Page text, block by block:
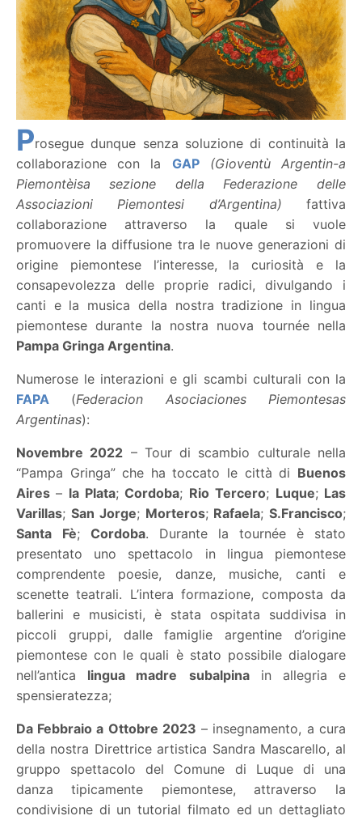
Prosegue dunque senza soluzione di continuità la
collaborazione con la GAP
(Gioventù Argentin-a
Piemontèisa sezione della Federazione delle
Associazioni Piemontesi d’Argentina) fattiva
collaborazione attraverso la quale si vuole
promuovere la diffusione tra le nuove generazioni di
origine piemontese l’interesse, la curiosità e la
consapevolezza delle proprie radici, divulgando i
canti e la musica della nostra tradizione in lingua
piemontese durante la nostra nuova tournée nella
Pampa Gringa Argentina.
Numerose le interazioni e gli scambi culturali con la
FAPA (Federacion Asociaciones Piemontesas
Argentinas):
Novembre 2022 – Tour di scambio culturale nella
“Pampa Gringa” che ha toccato le città di Buenos
Aires – la Plata;Cordoba; Rio Tercero; Luque; Las
Varillas; San Jorge; Morteros; Rafaela; S.Francisco;
Santa
Fè; Cordoba. Durante la tournée è stato
presentato uno spettacolo in lingua piemontese
comprendente poesie, danze, musiche, canti e
scenette teatrali. L’intera formazione, composta da
ballerini e musicisti, è stata ospitata suddivisa in
piccoli gruppi, dalle famiglie argentine d’origine
piemontese con le quali è stato possibile dialogare
nell’antica lingua madre subalpinain allegria e
spensieratezza;
Da Febbraio a Ottobre 2023 – insegnamento, a cura
della nostra Direttrice artistica Sandra Mascarello, al
gruppo spettacolo del Comune di Luque di una
danza tipicamente piemontese, attraverso la
condivisione di un tutorial filmato ed un dettagliato